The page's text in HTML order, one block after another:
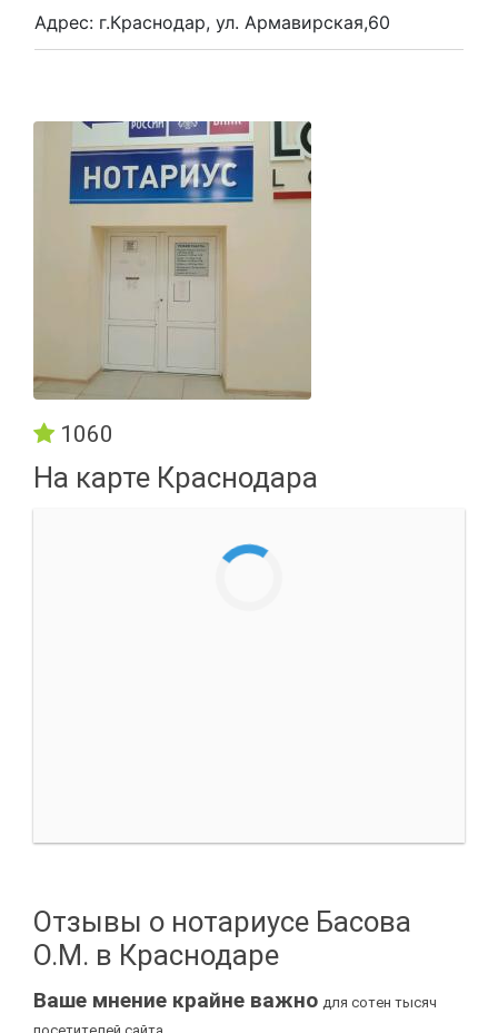
Адрес: г.Краснодар, ул. Армавирская,60
1060
На карте Краснодара
Отзывы о нотариусе Басова
О.М. в Краснодаре
Ваше мнение крайне важно для сотен тысяч